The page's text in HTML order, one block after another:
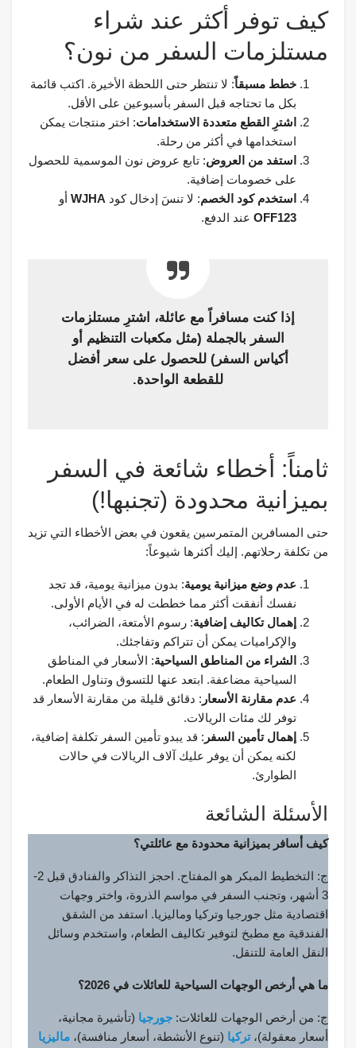
كيف توفر أكثر عند شراء
مستلزمات السفر من نون؟
خطط مسبقاً: لا تنتظر حتى اللحظة الأخيرة. اكتب قائمة
بكل ما تحتاجه قبل السفر بأسبوعين على الأقل.
اشترِ القطع متعددة الاستخدامات: اختر منتجات يمكن
استخدامها في أكثر من رحلة.
استفد من العروض: تابع عروض نون الموسمية للحصول
على خصومات إضافية.
استخدم كود الخصم: لا تنسَ إدخال كود
أو
OFF123 عند الدفع.
إذا كنت مسافراً مع عائلة، اشترِ مستلزمات
السفر بالجملة (مثل مكعبات التنظيم أو
أكياس السفر) للحصول على سعر أفضل
للقطعة الواحدة.
ثامناً: أخطاء شائعة في السفر
بميزانية محدودة (تجنبها!)
حتى المسافرين المتمرسين يقعون في بعض الأخطاء التي تزيد
من تكلفة رحلاتهم. إليك أكثرها شيوعاً:
عدم وضع ميزانية يومية: بدون ميزانية يومية، قد تجد
نفسك أنفقت أكثر مما خططت له في الأيام الأولى.
إهمال تكاليف إضافية: رسوم الأمتعة، الضرائب،
والإكراميات يمكن أن تتراكم وتفاجئك.
الشراء من المناطق السياحية: الأسعار في المناطق
السياحية مضاعفة. ابتعد عنها للتسوق وتناول الطعام.
عدم مقارنة الأسعار : دقائق قليلة من مقارنة الأسعار قد
توفر لك مئات الريالات.
إهمال تأمين السفر : قد يبدو تأمين السفر تكلفة إضافية،
لكنه يمكن أن يوفر عليك آلاف الريالات في حالات
الطوارئ.
الأسئلة الشائعة
كيف أسافر بميزانية محدودة مع عائلتي؟
ج: التخطيط المبكر هو المفتاح. احجز التذاكر والفنادق قبل 2-
3 أشهر، وتجنب السفر في مواسم الذروة، واختر وجهات
اقتصادية مثل جورجيا وتركيا وماليزيا. استفد من الشقق
الفندقية مع مطبخ لتوفير تكاليف الطعام، واستخدم وسائل
النقل العامة للتنقل.
ما هي أرخص الوجهات السياحية للعائلات في 2026؟
ج: من أرخص الوجهات للعائلات: جورجيا (تأشيرة مجانية،
أسعار معقولة)،تركيا (تنوع الأنشطة، أسعار منافسة)، ماليزيا